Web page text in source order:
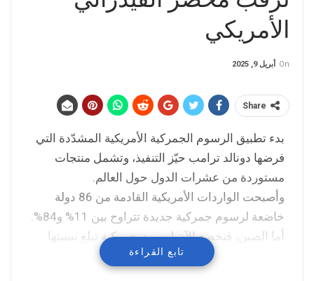
الأمريكي
On أبريل 9, 2025
Share
بدء تطبيق الرسوم الجمركية الأمريكية المشدّدة التي
فرضها دونالد ترامب حيّز التنفيذ، وتشمل منتجات
مستوردة من عشرات الدول حول العالم.
وأصبحت الواردات الأمريكية القادمة من 86 دولة
خاضعة لرسوم جمركية جديدة تتراوح بين 11% و84%.
أما الصين، فتخضع الآن لرسوم جمركية تبلغ نسبتها
تبعها بنسبة 50%، تضافا إلى الـ20% التي كانت
تابع القراءة